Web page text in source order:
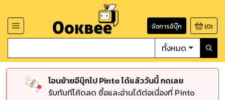
จัดการอีบุ๊ก (0)
ทั้งหมด
โอนย้ายอีบุ๊กไป Pinto ได้แล้ววันนี้ กดเลย
รับทันทีโค้ดลด ซื้อและอ่านได้ต่อเนื่องที่ Pinto